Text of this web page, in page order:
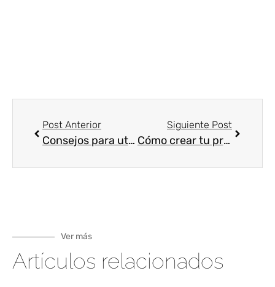
Post Anterior
Consejos para utilizar perfume en verano
Siguiente Post
Cómo crear tu propia marca de perfumes
Ver más
Artículos relacionados